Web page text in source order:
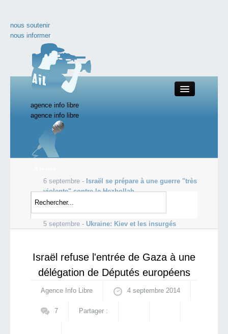
nous soutenir
nous informer
agence info libre
Close
nos productions
toute l'actualité
les vidéos incontournables
agence info libre
6 septembre - Israël se prépare à une guerre "très
violente" contre le Hezbollah
5 septembre -
records aux Etats-Unis
5 septembre - Ukraine: Kiev et les insurgés
Israël refuse l'entrée de Gaza à une
délégation de Députés européens
Agence Info Libre 4 septembre 2014
7 Partager :